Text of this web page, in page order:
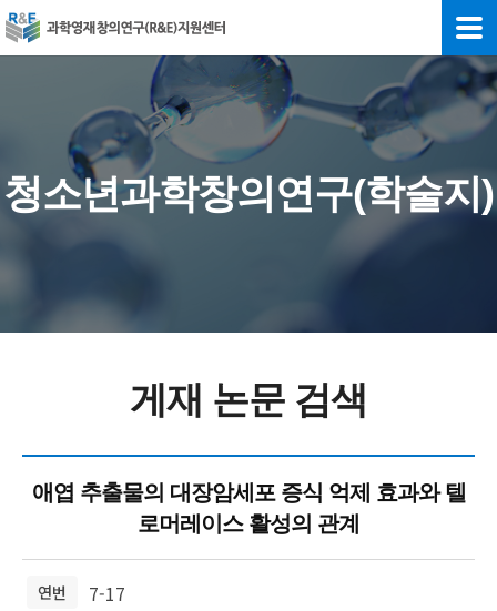
청소년과학창의연구(학술지)
게재 논문 검색
애엽 추출물의 대장암세포 증식 억제 효과와 텔
로머레이스 활성의 관계
연번 7-17